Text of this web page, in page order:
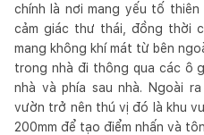
chính là nơi mang yếu tố
cảm giác thư thái, đồng thời
mang không khí mát từ bên
trong nhà đi thông qua các ô
nhà và phía sau nhà. Ngoài
vườn trở nên thú vị đó là khu
200mm để tạo điểm nhấn và